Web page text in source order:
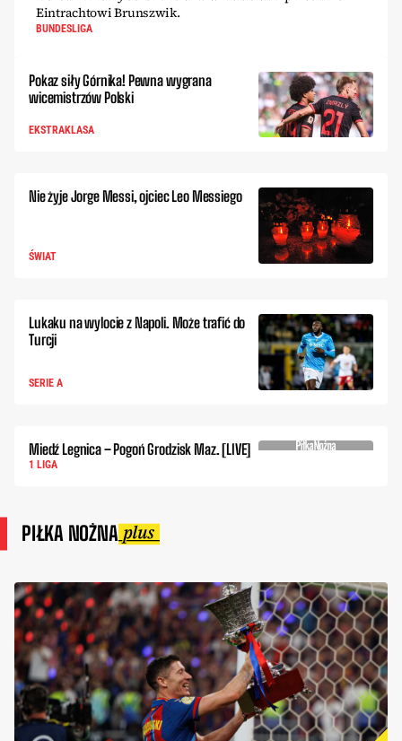
Eintrachtowi Brunszwik.
BUNDESLIGA
Pokaz siły Górnika! Pewna wygrana
wicemistrzów Polski
EKSTRAKLASA
Nie żyje Jorge Messi, ojciec Leo Messiego
ŚWIAT
Lukaku na wylocie z Napoli. Może trafić do
Turcji
SERIE A
Miedź Legnica – Pogoń Grodzisk Maz. [LIVE]
1 LIGA
PIŁKA NOŻNA